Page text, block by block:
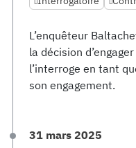
L’enquêteur
la décision
l’interroge en tant
son engagement.
31 mars 2025